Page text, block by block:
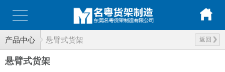
产品中心 返回
悬臂式货架
悬臂式货架